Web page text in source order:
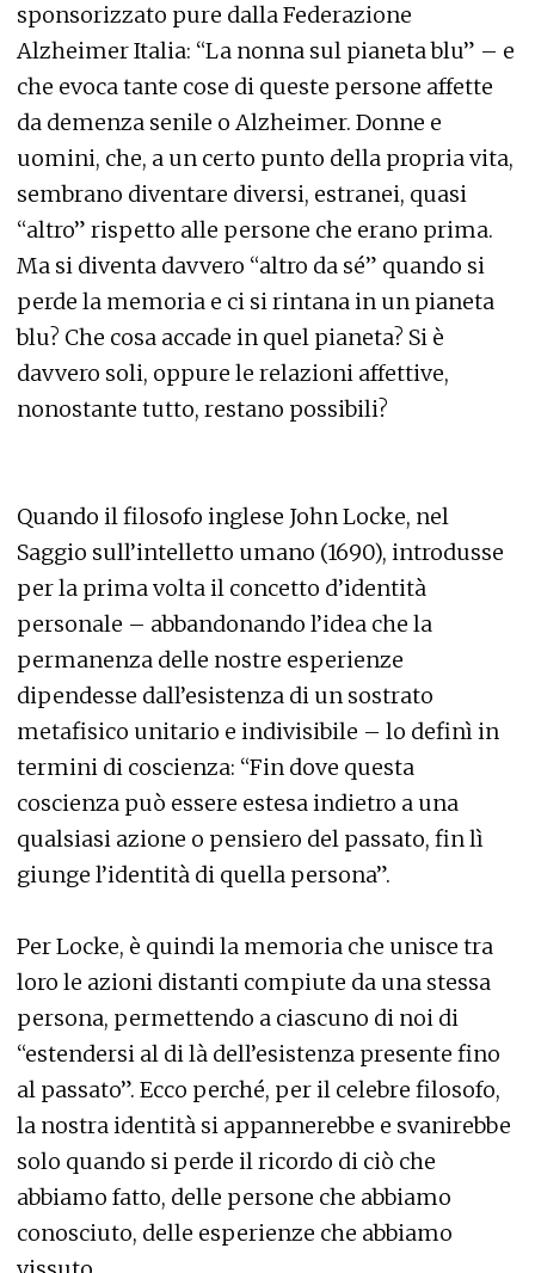
sponsorizzato pure dalla Federazione
Alzheimer Italia: “La nonna sul pianeta blu” – e
che evoca tante cose di queste persone affette
da demenza senile o Alzheimer. Donne e
uomini, che, a un certo punto della propria vita,
sembrano diventare diversi, estranei, quasi
“altro” rispetto alle persone che erano prima.
Ma si diventa davvero “altro da sé” quando si
perde la memoria e ci si rintana in un pianeta
blu? Che cosa accade in quel pianeta? Si è
davvero soli, oppure le relazioni affettive,
nonostante tutto, restano possibili?
Quando il filosofo inglese John Locke, nel
Saggio sull’intelletto umano (1690), introdusse
per la prima volta il concetto d’identità
personale – abbandonando l’idea che la
permanenza delle nostre esperienze
dipendesse dall’esistenza di un sostrato
metafisico unitario e indivisibile – lo definì in
termini di coscienza: “Fin dove questa
coscienza può essere estesa indietro a una
qualsiasi azione o pensiero del passato, fin lì
giunge l’identità di quella persona”.
Per Locke, è quindi la memoria che unisce tra
loro le azioni distanti compiute da una stessa
persona, permettendo a ciascuno di noi di
“estendersi al di là dell’esistenza presente fino
al passato”. Ecco perché, per il celebre filosofo,
la nostra identità si appannerebbe e svanirebbe
solo quando si perde il ricordo di ciò che
abbiamo fatto, delle persone che abbiamo
conosciuto, delle esperienze che abbiamo